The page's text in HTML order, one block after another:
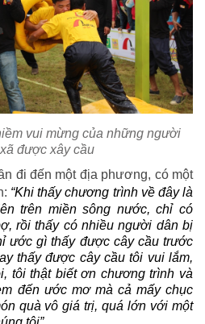
vui mừng của những người
được xây cầu
đi đến một địa phương, có một
“Khi thấy chương trình về đây là
trên miền sông nước, chỉ có
rồi thấy có nhiều người dân bị
ước gì thấy được cây cầu trước
thấy được cây cầu tôi vui lắm,
tôi thật biết ơn chương trình và
đến ước mơ mà cả mấy chục
quà vô giá trị, quá lớn với một